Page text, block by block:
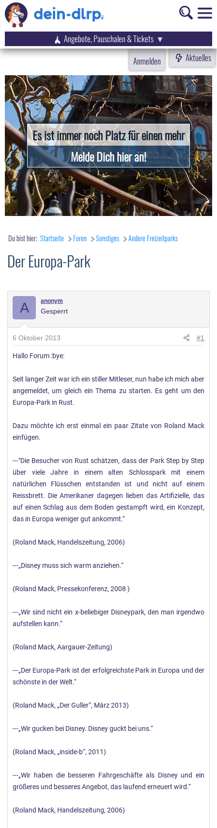
Angebote, Pauschalen & Tickets
Anmelden
Aktuelles
Es ist immer noch Platz für einen mehr
Melde Dich hier an!
Du bist hier: Startseite Foren Sonstiges Andere Freizeitparks
Der Europa-Park
A anonym
Gesperrt
6 Oktober 2013 #1
Hallo Forum :bye:
Seit langer Zeit war ich ein stiller Mitleser, nun habe ich mich aber
angemeldet, um gleich ein Thema zu starten. Es geht um den
Europa-Park in Rust.
Dazu möchte ich erst einmal ein paar Zitate von Roland Mack
einfügen.
---"Die Besucher von Rust schätzen, dass der Park Step by Step
über viele Jahre in einem alten Schlosspark mit einem
natürlichen Flüsschen entstanden ist und nicht auf einem
Reissbrett. Die Amerikaner dagegen lieben das Artifizielle, das
auf einen Schlag aus dem Boden gestampft wird, ein Konzept,
das in Europa weniger gut ankommt."
(Roland Mack, Handelszeitung, 2006)
---„Disney muss sich warm anziehen.“
(Roland Mack, Pressekonferenz, 2008 )
---„Wir sind nicht ein x-beliebiger Disneypark, den man irgendwo
aufstellen kann.“
(Roland Mack, Aargauer-Zeitung)
---„Der Europa-Park ist der erfolgreichste Park in Europa und der
schönste in der Welt.“
(Roland Mack, „Der Guller“, März 2013)
---„Wir gucken bei Disney. Disney guckt bei uns.“
(Roland Mack, „inside-b“, 2011)
---„Wir haben die besseren Fahrgeschäfte als Disney und ein
größeres und besseres Angebot, das laufend erneuert wird.“
(Roland Mack, Handelszeitung, 2006)